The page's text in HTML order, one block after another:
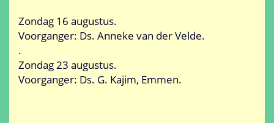
Zondag 16 augustus.
Voorganger: Ds. Anneke van der Velde.
.
Zondag 23 augustus.
Voorganger: Ds. G. Kajim, Emmen.